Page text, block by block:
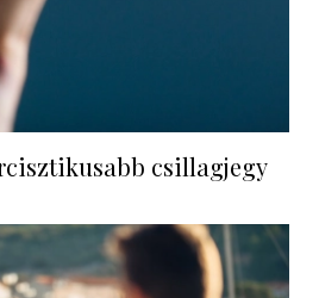
csillagjegy